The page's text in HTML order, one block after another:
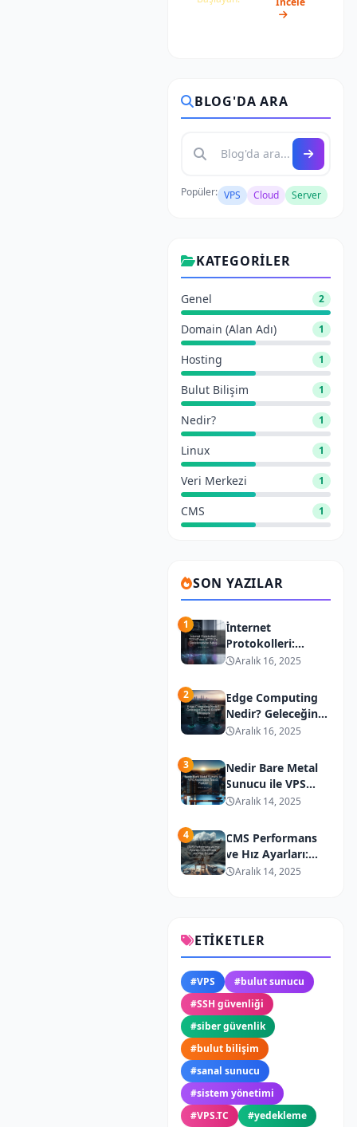
BLOG'DA ARA
Popüler: VPS Cloud Server
KATEGORILER
Genel 2
Domain (Alan Adı) 1
Hosting 1
Bulut Bilişim 1
Nedir? 1
Linux 1
Veri Merkezi 1
CMS 1
SON YAZILAR
1
İnternet
Protokolleri:
TCP/IP’den
Derinlemesine
Bakış
Aralık 16, 2025
2
Edge Computing
Nedir? Geleceğin
Dağıtık Bilişim
Aralık 16, 2025
3
Nedir Bare Metal
Sunucu ile VPS
Arasındaki Teknik
Aralık 14, 2025
4
CMS Performans
ve Hız Ayarları:
WordPress,
Aralık 14, 2025
ETIKETLER
#VPS #bulut sunucu
#SSH güvenliği
#siber güvenlik
#bulut bilişim
#sanal sunucu
#sistem yönetimi
#VPS.TC #yedekleme